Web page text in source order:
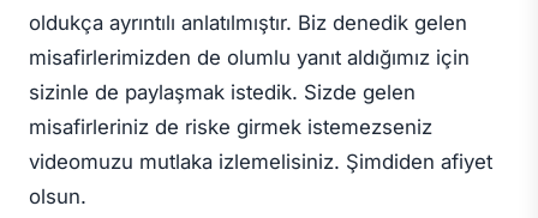
oldukça ayrıntılı anlatılmıştır. Biz denedik gelen
misafirlerimizden de olumlu yanıt aldığımız için
sizinle de paylaşmak istedik. Sizde gelen
misafirleriniz de riske girmek istemezseniz
videomuzu mutlaka izlemelisiniz. Şimdiden afiyet
olsun.